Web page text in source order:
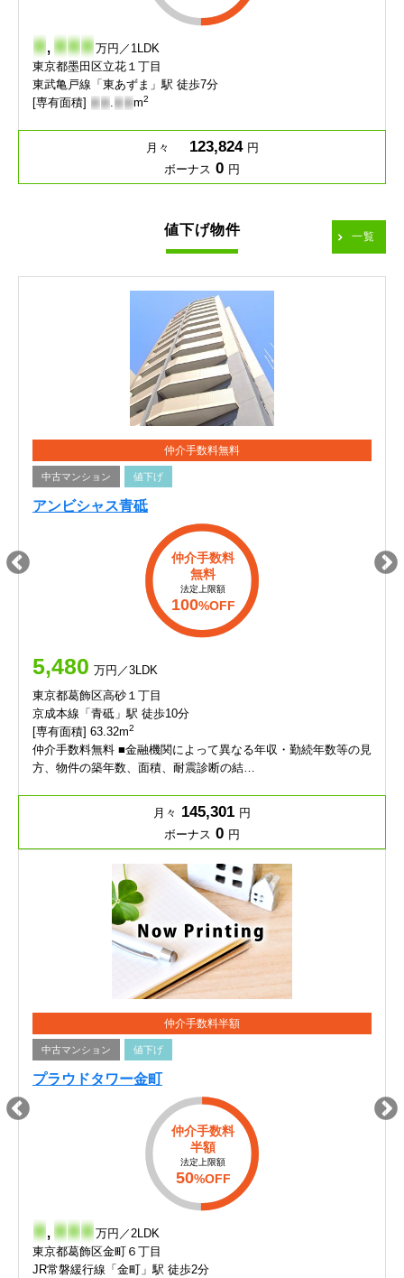
- ,- - - 万円／1LDK
東京都墨田区立花１丁目
東武亀戸線「東あずま」駅 徒歩7分
[専有面積] - - .- - m2
月々 123,824 円
ボーナス 0 円
値下げ物件 一覧
仲介手数料無料
中古マンション 値下げ
アンビシャス青砥
仲介手数料
無料
法定上限額
100%OFF
5,480 万円／3LDK
東京都葛飾区高砂１丁目
京成本線「青砥」駅 徒歩10分
[専有面積] 63.32m2
仲介手数料無料 ■金融機関によって異なる年収・勤続年数等の見
方、物件の築年数、面積、耐震診断の結…
月々 145,301 円
ボーナス 0 円
仲介手数料半額
中古マンション 値下げ
プラウドタワー金町
仲介手数料
半額
法定上限額
50%OFF
- ,- - - 万円／2LDK
東京都葛飾区金町６丁目
JR常磐緩行線「金町」駅 徒歩2分